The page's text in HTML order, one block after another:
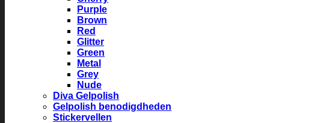
Purple
Brown
Red
Glitter
Green
Metal
Grey
Nude
Diva Gelpolish
Gelpolish benodigdheden
Stickervellen